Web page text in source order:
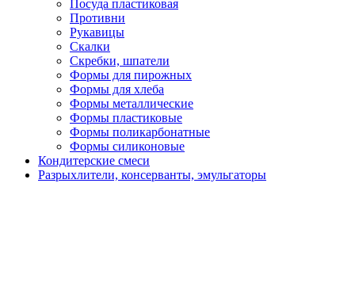
Посуда пластиковая
Противни
Рукавицы
Скалки
Скребки, шпатели
Формы для пирожных
Формы для хлеба
Формы металлические
Формы пластиковые
Формы поликарбонатные
Формы силиконовые
Кондитерские смеси
Разрыхлители, консерванты, эмульгаторы